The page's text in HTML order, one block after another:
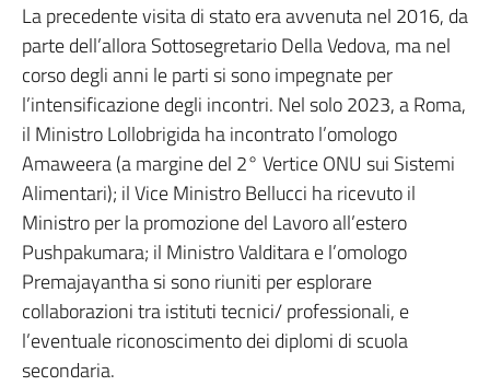
La precedente visita di stato era avvenuta nel 2016, da
parte dell’allora Sottosegretario Della Vedova, ma nel
corso degli anni le parti si sono impegnate per
l’intensificazione degli incontri. Nel solo 2023, a Roma,
il Ministro Lollobrigida ha incontrato l’omologo
Amaweera (a margine del 2° Vertice ONU sui Sistemi
Alimentari); il Vice Ministro Bellucci ha ricevuto il
Ministro per la promozione del Lavoro all’estero
Pushpakumara; il Ministro Valditara e l’omologo
Premajayantha si sono riuniti per esplorare
collaborazioni tra istituti tecnici/ professionali, e
l’eventuale riconoscimento dei diplomi di scuola
secondaria.